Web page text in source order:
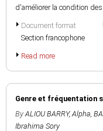
d'améliorer la condition
Document format
Section francophone
Read more
Genre et fréquentation
By ALIOU BARRY, Alpha,
Ibrahima Sory